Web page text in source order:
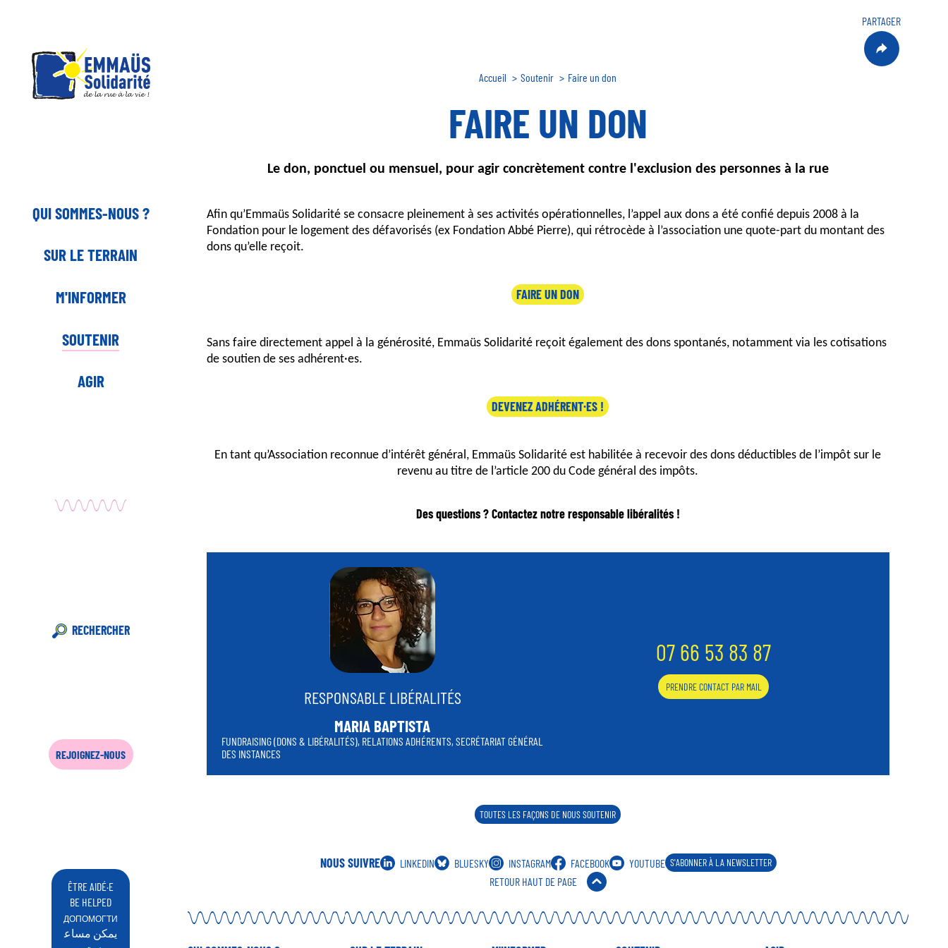
Aller
contenu
QUI SOMMES-NOUS ?
SUR LE TERRAIN
M'INFORMER
SOUTENIR
AGIR
RECHERCHER
REJOIGNEZ-NOUS
ÊTRE AIDÉ·E
BE HELPED
ДОПОМОГТИ
يمكن مساع
PARTAGER
Fil
Accueil Soutenir Faire un don
FAIRE UN DON
Le don, ponctuel ou mensuel, pour agir concrètement contre l'exclusion des personnes à la rue
Afin qu’Emmaüs Solidarité se consacre pleinement à ses activités opérationnelles, l’appel aux dons a été confié depuis 2008 à la
Fondation pour le logement des défavorisés (ex Fondation Abbé Pierre), qui rétrocède à l’association une quote-part du montant des
dons qu’elle reçoit.
FAIRE UN DON
Sans faire directement appel à la générosité, Emmaüs Solidarité reçoit également des dons spontanés, notamment via les cotisations
de soutien de ses adhérent·es.
DEVENEZ ADHÉRENT·ES !
En tant qu’Association reconnue d’intérêt général, Emmaüs Solidarité est habilitée à recevoir des dons déductibles de l’impôt sur le
revenu au titre de l’article 200 du Code général des impôts.
Des questions ? Contactez notre responsable libéralités !
RESPONSABLE LIBÉRALITÉS
MARIA BAPTISTA
FUNDRAISING (DONS & LIBÉRALITÉS), RELATIONS ADHÉRENTS, SECRÉTARIAT GÉNÉRAL
DES INSTANCES
07 66 53 83 87
Email
PRENDRE CONTACT PAR MAIL
TOUTES LES FAÇONS DE NOUS SOUTENIR
NOUS SUIVRE LINKEDIN BLUESKY INSTAGRAM FACEBOOK YOUTUBE S'ABONNER À LA NEWSLETTER
RETOUR HAUT DE PAGE